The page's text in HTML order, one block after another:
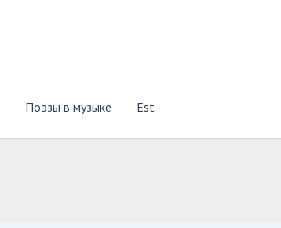
Поэзы в музыке Est